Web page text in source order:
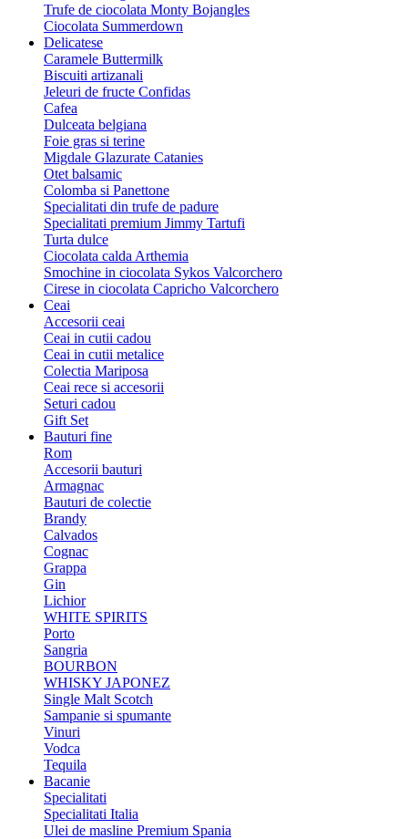
Trufe de ciocolata Monty Bojangles
Ciocolata Summerdown
Delicatese
Caramele Buttermilk
Biscuiti artizanali
Jeleuri de fructe Confidas
Cafea
Dulceata belgiana
Foie gras si terine
Migdale Glazurate Catanies
Otet balsamic
Colomba si Panettone
Specialitati din trufe de padure
Specialitati premium Jimmy Tartufi
Turta dulce
Ciocolata calda Arthemia
Smochine in ciocolata Sykos Valcorchero
Cirese in ciocolata Capricho Valcorchero
Ceai
Accesorii ceai
Ceai in cutii cadou
Ceai in cutii metalice
Colectia Mariposa
Ceai rece si accesorii
Seturi cadou
Gift Set
Bauturi fine
Rom
Accesorii bauturi
Armagnac
Bauturi de colectie
Brandy
Calvados
Cognac
Grappa
Gin
Lichior
WHITE SPIRITS
Porto
Sangria
BOURBON
WHISKY JAPONEZ
Single Malt Scotch
Sampanie si spumante
Vinuri
Vodca
Tequila
Bacanie
Specialitati
Specialitati Italia
Ulei de masline Premium Spania